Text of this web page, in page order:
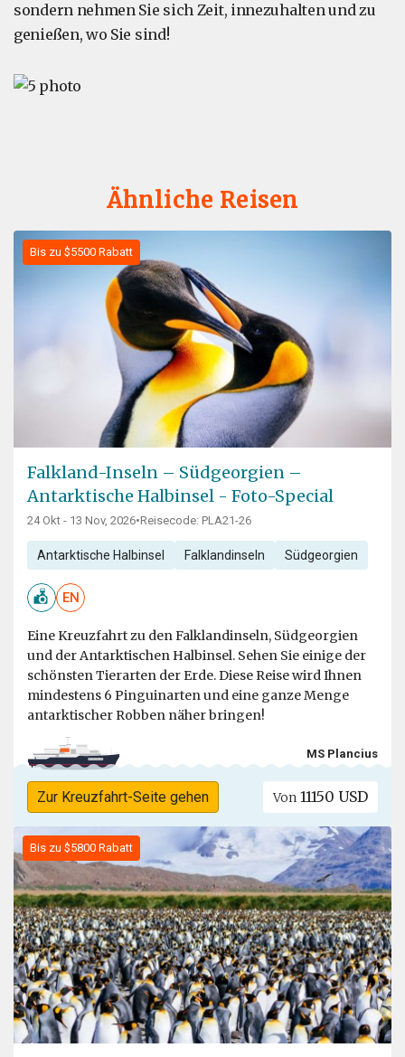
sondern nehmen Sie sich Zeit, innezuhalten und zu
genießen, wo Sie sind!
Ähnliche Reisen
Bis zu $5500 Rabatt
Falkland-Inseln – Südgeorgien –
Antarktische Halbinsel - Foto-Special
24 Okt - 13 Nov, 2026•Reisecode: PLA21-26
Antarktische Halbinsel Falklandinseln Südgeorgien
EN
Eine Kreuzfahrt zu den Falklandinseln, Südgeorgien
und der Antarktischen Halbinsel. Sehen Sie einige der
schönsten Tierarten der Erde. Diese Reise wird Ihnen
mindestens 6 Pinguinarten und eine ganze Menge
antarktischer Robben näher bringen!
MS Plancius
Zur Kreuzfahrt-Seite gehen Von 11150 USD
Bis zu $5800 Rabatt